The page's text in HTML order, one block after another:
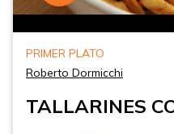
PRIMER PLATO
Roberto Dormicchi
TALLARINES